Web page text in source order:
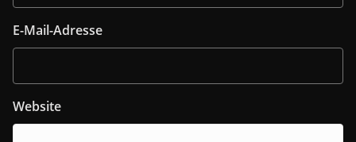
E-Mail-Adresse
Website